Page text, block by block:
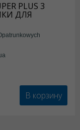
PLUS 3
ДЛЯ
В корзину